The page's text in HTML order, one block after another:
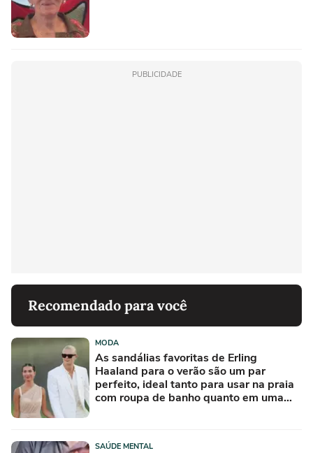
PUBLICIDADE
Recomendado para você
MODA
As sandálias favoritas de Erling
Haaland para o verão são um par
perfeito, ideal tanto para usar na praia
com roupa de banho quanto em uma
SAÚDE MENTAL